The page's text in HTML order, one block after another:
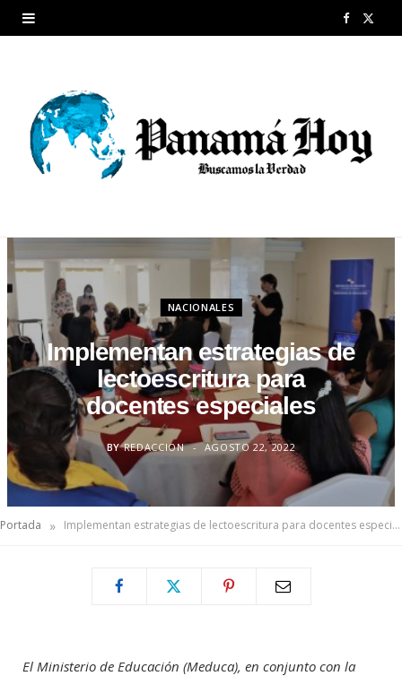
F
b
e
NACIONALES
Implementan estrategias de
lectoescritura para
docentes especiales
BY REDACCION AGOSTO 22, 2022
Portada » Implementan estrategias de lectoescritura para docentes especiales
El Ministerio de Educación (Meduca), en conjunto con la